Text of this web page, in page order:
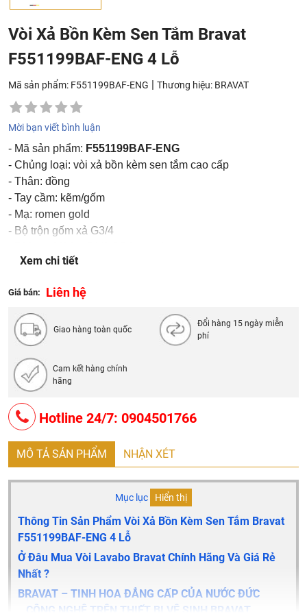
Vòi Xả Bồn Kèm Sen Tắm Bravat
F551199BAF-ENG 4 Lỗ
Mã sản phẩm: F551199BAF-ENG | Thương hiệu: BRAVAT
Mời bạn viết bình luận
- Mã sản phẩm: F551199BAF-ENG
- Chủng loại: vòi xả bồn kèm sen tắm cao cấp
- Thân: đồng
- Tay cầm: kẽm/gốm
- Mạ: romen gold
- Bộ trộn gốm xả G3/4
- 600mm M10 x G1/2 SS Hose 1pcs
- Vòi tắm 1800mm
- Bộ sục khí Neoperl
- Tốc độ dòng chảy vòi nước:20L / phút @ 0,3MPa
- Tốc độ vòi hoa sen: 12L / phút @ 0,3 MPa
- Nhập khẩu: Đức
- Thương hiệu: Bravat
Xem chi tiết
Giá bán: Liên hệ
Giao hàng toàn quốc
Đổi hàng 15 ngày miễn
phí
Cam kết hàng chính
hãng
Hotline 24/7: 0904501766
MÔ TẢ SẢN PHẨM NHẬN XÉT
Mục lục Hiển thị
Thông Tin Sản Phẩm Vòi Xả Bồn Kèm Sen Tắm Bravat
F551199BAF-ENG 4 Lỗ
Ở Đâu Mua Vòi Lavabo Bravat Chính Hãng Và Giá Rẻ
Nhất ?
BRAVAT – TINH HOA ĐẲNG CẤP CỦA NƯỚC ĐỨC
CÔNG NGHỆ TRÊN THIẾT BỊ VỆ SINH BRAVAT